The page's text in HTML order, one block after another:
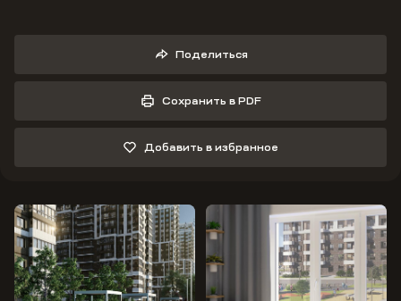
Поделиться
Сохранить в PDF
Добавить в избранное